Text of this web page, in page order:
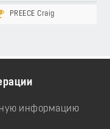
PREECE Craig
информацию